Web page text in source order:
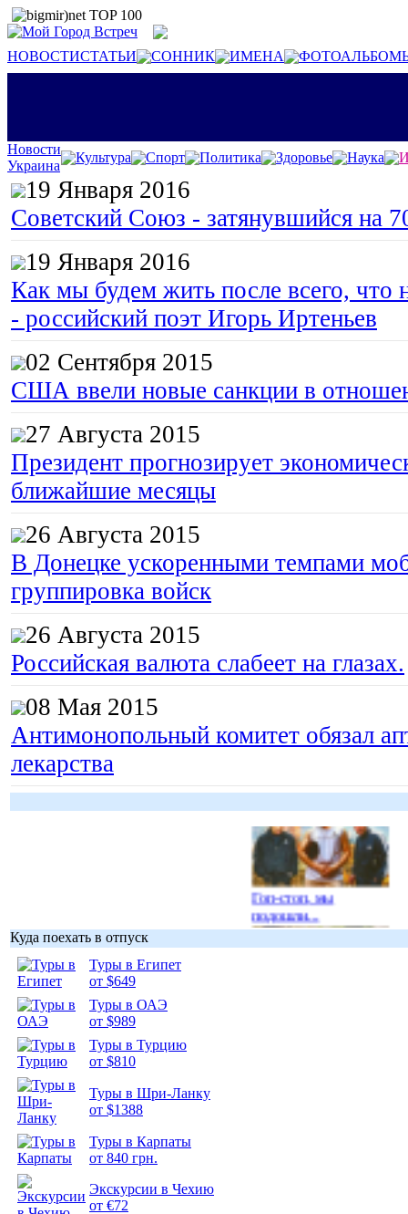
НОВОСТИСТАТЬИ СОННИК ИМЕНА
Новости
Украина
Культура Спорт Политика Здоровье Наука
19 Января 2016
Советский Союз - затянувшийся на
19 Января 2016
Как мы будем жить после всего, что
- российский поэт Игорь Иртеньев
02 Сентября 2015
США ввели новые санкции в
27 Августа 2015
Президент прогнозирует
ближайшие месяцы
26 Августа 2015
В Донецке ускоренными темпами
группировка войск
26 Августа 2015
Российская валюта слабеет на глазах.
08 Мая 2015
Антимонопольный комитет обязал
лекарства
Гоп-стоп, мы
подошли...
Куда поехать в отпуск
Туры в Египет
от $649
Туры в ОАЭ
от $989
Туры в Турцию
от $810
Туры в Шри-Ланку
от $1388
Туры в Карпаты
от 840 грн.
Экскурсии в Чехию
от €72